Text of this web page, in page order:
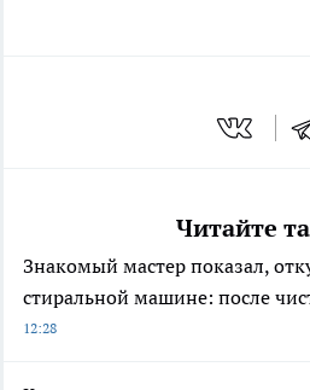
Читайте
Знакомый мастер показал,
стиральной машине: после
12:28